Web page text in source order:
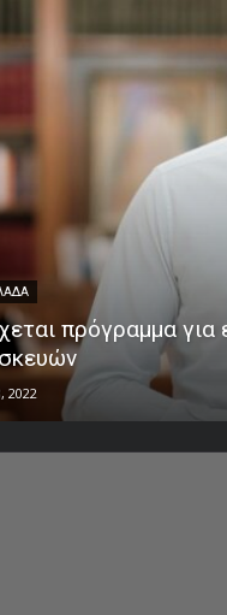
πρόγραμμα για
2022